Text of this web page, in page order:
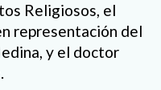
Religiosos, el
representación del
y el doctor